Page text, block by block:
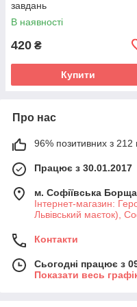
завдань
В наявності
420 ₴
Купити
Про нас
96% позитивних з 212
Працює з 30.01.2017
м. Софіївська
Інтернет-магазин:
Львівський маєток),
Контакти
Сьогодні працює з
Показати весь